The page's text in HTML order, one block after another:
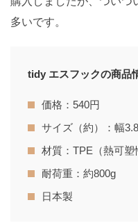
多いです。
tidy エスフックの商品
価格：540円
サイズ（約）：幅
材質：TPE（熱可塑
耐荷重：約800g
日本製